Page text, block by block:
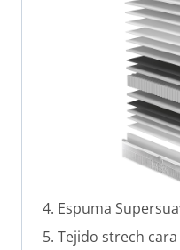
Espuma
Tejido strech